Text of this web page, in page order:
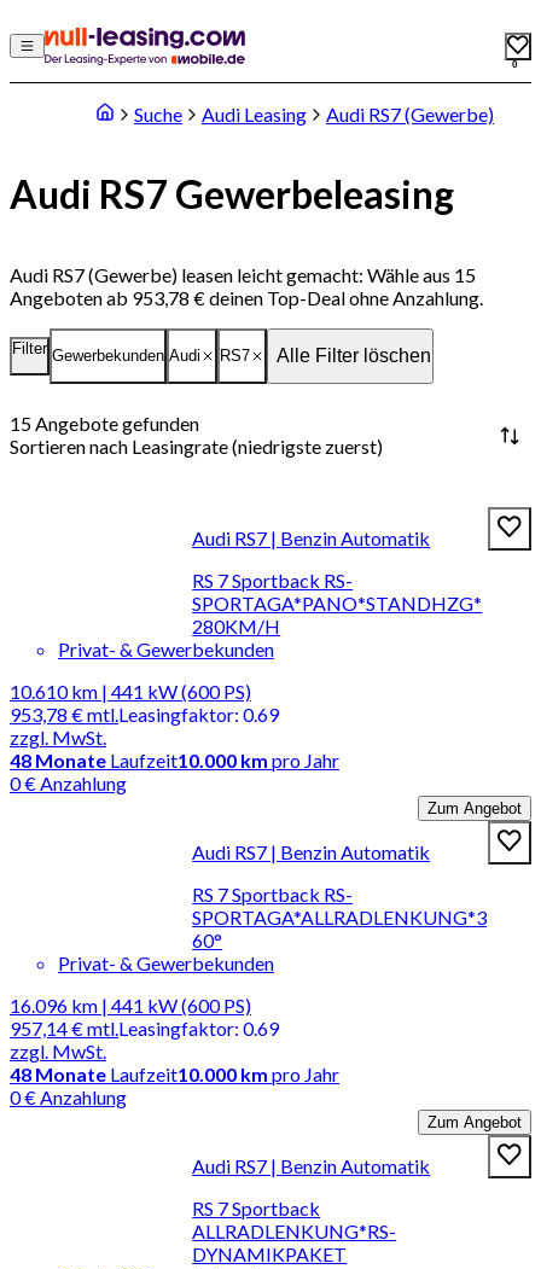
0
Suche Audi Leasing Audi RS7 (Gewerbe)
Audi RS7 Gewerbeleasing
Audi RS7 (Gewerbe) leasen leicht gemacht: Wähle aus 15
Angeboten ab 953,78 € deinen Top-Deal ohne Anzahlung.
Filter Gewerbekunden Audi RS7 Alle Filter löschen
15Angebote gefunden
Sortieren nach Leasingrate (niedrigste zuerst)
Audi RS7 | Benzin Automatik
RS 7 Sportback RS-
SPORTAGA*PANO*STANDHZG*
280KM/H
Privat- & Gewerbekunden
10.610 km | 441 kW (600 PS)
953,78 €mtl.
zzgl. MwSt.
Leasingfaktor: 0.69
48 Monate Laufzeit10.000 km pro Jahr
0 € Anzahlung
Zum Angebot
Audi RS7 | Benzin Automatik
RS 7 Sportback RS-
SPORTAGA*ALLRADLENKUNG*3
60°
Privat- & Gewerbekunden
16.096 km | 441 kW (600 PS)
957,14 €mtl.
zzgl. MwSt.
Leasingfaktor: 0.69
48 Monate Laufzeit10.000 km pro Jahr
0 € Anzahlung
Zum Angebot
Audi RS7 | Benzin Automatik
RS 7 Sportback
ALLRADLENKUNG*RS-
DYNAMIKPAKET